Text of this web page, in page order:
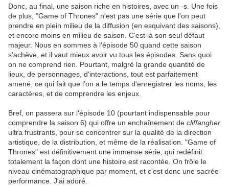
Donc, au final, une saison riche en histoires, avec un -s. Une fois
de plus, "Game of Thrones" n'est pas une série que l'on peut
prendre en plein milieu de la diffusion (en esquivant des saisons),
et encore moins en milieu de saison. C'est là son seul défaut
majeur. Nous en sommes à l'épisode 50 quand cette saison
s'achève, et il vaut mieux avoir vu tous les épisodes. Sans quoi
on ne comprend rien. Pourtant, malgré la grande quantité de
lieux, de personnages, d'interactions, tout est parfaitement
amené, ce qui fait que l'on a le temps d'enregistrer les noms, les
caractères, et de comprendre les enjeux.
Bref, on passera sur l'épisode 10 (pourtant indispensable pour
comprendre la saison 6) qui offre un enchaînement de cliffangher
ultra frustrants, pour se concentrer sur la qualité de la direction
artistique, de la distribution, et même de la réalisation. "Game of
Thrones" est définitivement une immense série, qui redéfinit
totalement la façon dont une histoire est racontée. On frôle le
niveau cinématographique par moment, et c'est donc une sacrée
performance. J'ai adoré.